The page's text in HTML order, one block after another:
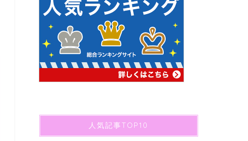
人気記事TOP10